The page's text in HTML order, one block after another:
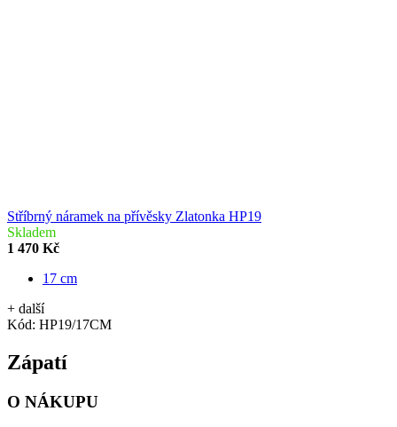
Stříbrný náramek na přívěsky Zlatonka HP19
Skladem
1 470 Kč
17 cm
+ další
Kód: HP19/17CM
Zápatí
O NÁKUPU